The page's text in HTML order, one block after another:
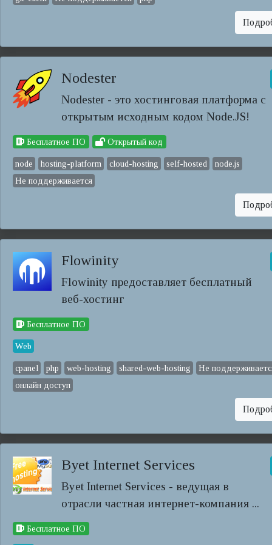
Nodester
Nodester - это хостинговая платформа с
открытым исходным кодом Node.JS!
Бесплатное ПО Открытый код
node hosting-platform cloud-hosting self-hosted
node.js
Не поддерживается
Flowinity
Flowinity предоставляет бесплатный
веб-хостинг
Бесплатное ПО
Web
cpanel php web-hosting shared-web-hosting
Не
онлайн доступ
Byet Internet Services
Byet Internet Services - ведущая в
отрасли частная интернет-компания ...
Бесплатное ПО